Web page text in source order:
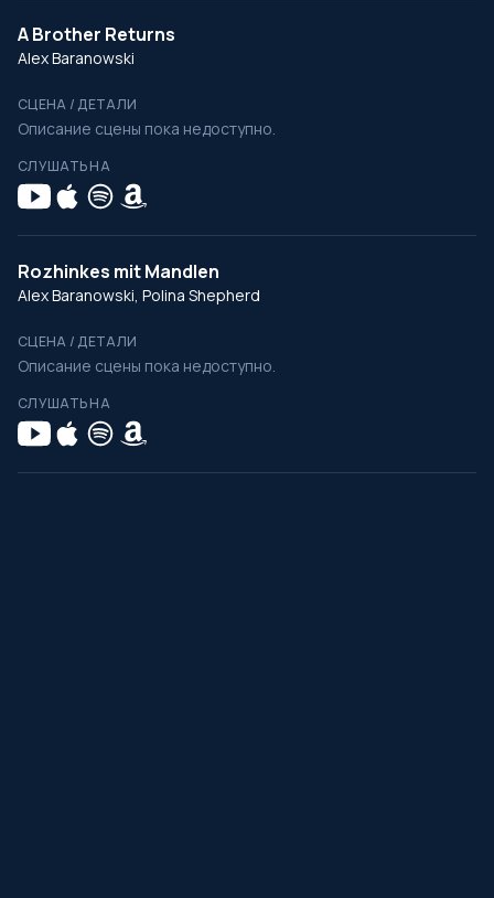
A Brother Returns
Alex Baranowski
СЦЕНА / ДЕТАЛИ
Описание сцены пока недоступно.
СЛУШАТЬ НА
Rozhinkes mit Mandlen
Alex Baranowski, Polina Shepherd
СЦЕНА / ДЕТАЛИ
Описание сцены пока недоступно.
СЛУШАТЬ НА